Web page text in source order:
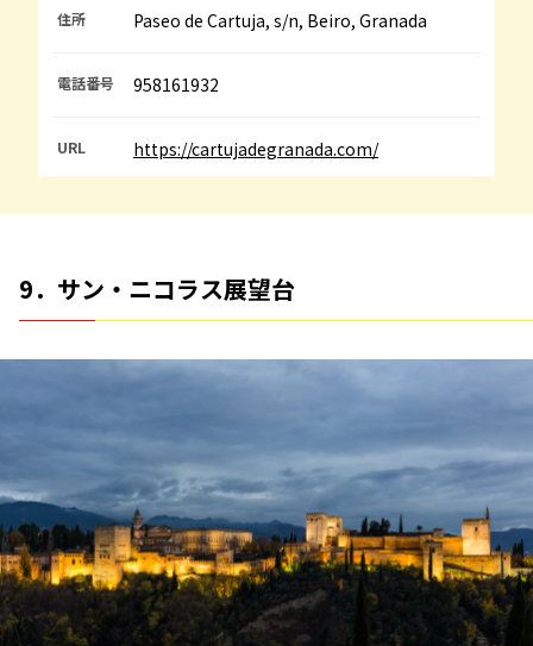
住所 Paseo de Cartuja, s/n, Beiro, Granada
電話番号 958161932
URL https://cartujadegranada.com/
9．サン・ニコラス展望台